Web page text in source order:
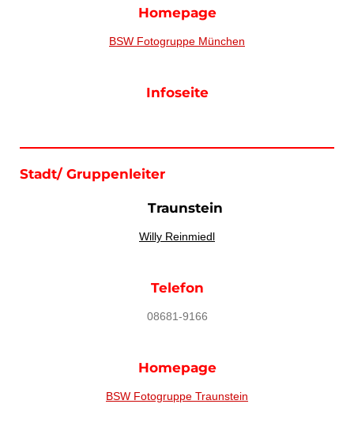
Homepage
BSW Fotogruppe München
Infoseite
Stadt/ Gruppenleiter
Traunstein
Willy Reinmiedl
Telefon
08681-9166
Homepage
BSW Fotogruppe Traunstein